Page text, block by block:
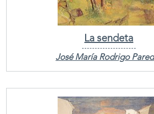
La sendeta
José María Rodrigo